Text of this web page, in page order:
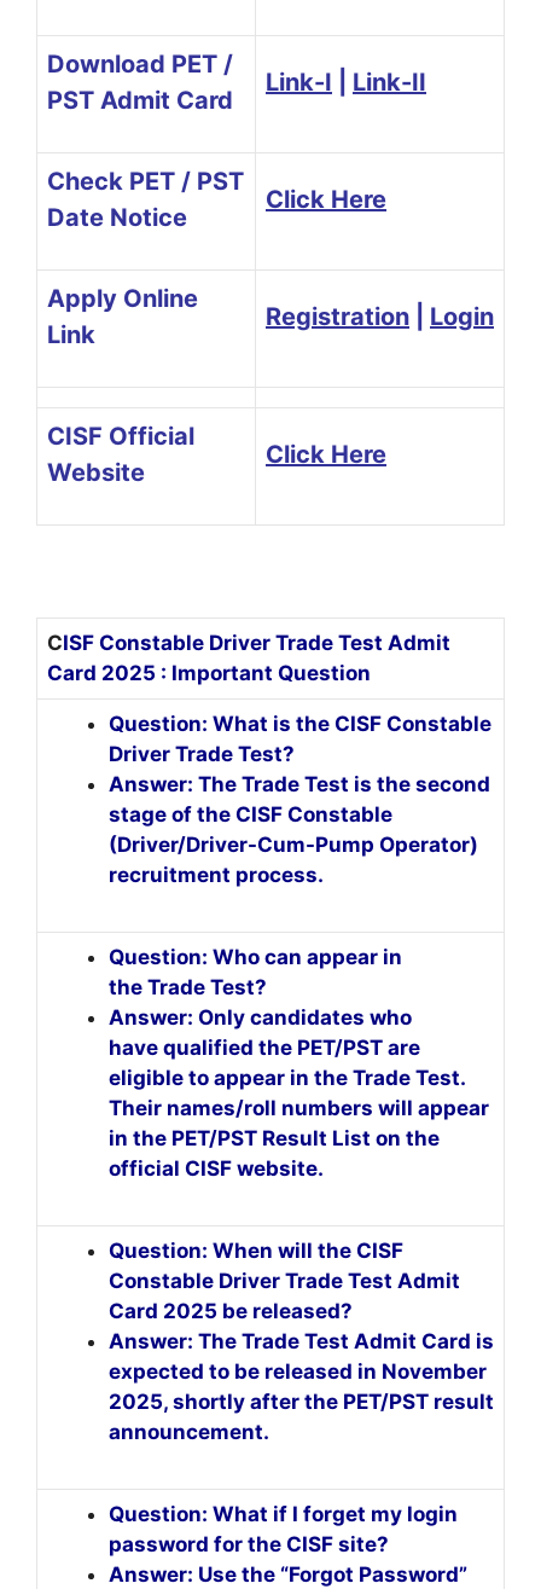
Download PET /
PST Admit Card
Link-I Link-II
Check PET / PST
Date Notice
Click Here
Apply Online
Link
Registration Login
CISF Official
Website
Click Here
CISF Constable Driver Trade Test Admit
Card 2025 : Important Question
Question: What is the CISF Constable
Driver Trade Test?
Answer: The Trade Test is the second
stage of the CISF Constable
(Driver/Driver-Cum-Pump Operator)
recruitment process.
Question: Who can appear in
the Trade Test?
Answer: Only candidates who
have qualified the PET/PST are
eligible to appear in the Trade Test.
Their names/roll numbers will appear
in the PET/PST Result List on the
official CISF website.
Question: When will the CISF
Constable Driver Trade Test Admit
Card 2025 be released?
Answer: The Trade Test Admit Card is
expected to be released in November
2025, shortly after the PET/PST result
announcement.
Question: What if I forget my login
password for the CISF site?
Answer: Use the “Forgot Password”